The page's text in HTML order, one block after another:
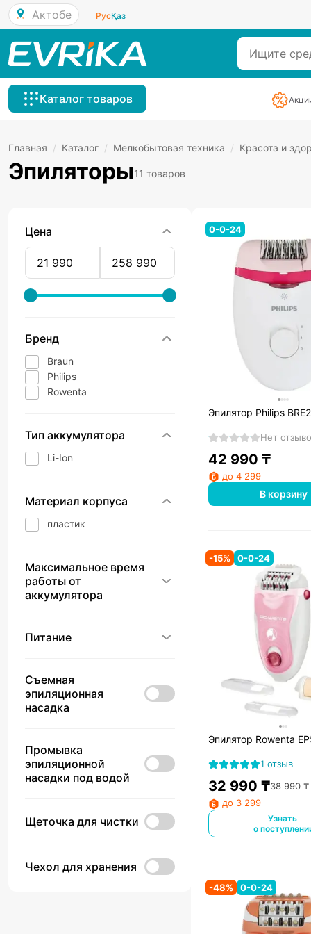
Актобе РусҚаз
Каталог товаров
Главная / Каталог / Мелкобытовая техника / Красота и
Эпиляторы11 товаров
Цена
Бренд
Braun
Philips
Rowenta
Тип аккумулятора
Li-Ion
Материал корпуса
пластик
Максимальное время
работы от
аккумулятора
Питание
Съемная
эпиляционная
насадка
Промывка
эпиляционной
насадки под водой
Щеточка для чистки
Чехол для хранения
0-0-24
Эпилятор Philips
Нет
42 990 ₸
до 4 299
В корзину
-15% 0-0-24
Эпилятор Rowenta
1 отзыв
32 990 ₸38 990₸
до 3 299
Узнать
о
-48% 0-0-24